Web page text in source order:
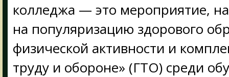
колледжа — это мероприятие,
на популяризацию здорового
физической активности и
труду и обороне» (ГТО) среди